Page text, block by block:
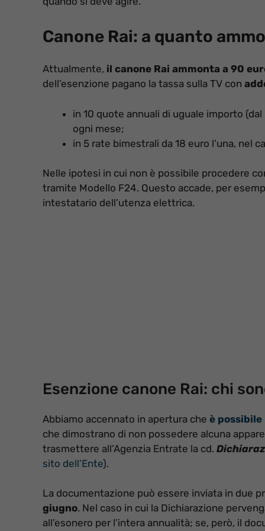
Canone Rai: a quanto
Attualmente, il canone Rai ammonta a 90
dell’esenzione pagano la tassa sulla TV con
in 10 quote annuali di uguale importo
ogni mese;
in 5 rate bimestrali da 18 euro l’una, nel
Nelle ipotesi in cui non è possibile procedere
tramite Modello F24. Questo accade, per
intestatario dell’utenza elettrica.
Esenzione canone Rai: chi
Abbiamo accennato in apertura che è possibile
che dimostrano di non possedere alcuna
trasmettere all’Agenzia Entrate la cd.
sito dell’Ente).
La documentazione può essere inviata in due
giugno. Nel caso in cui la Dichiarazione
all’esonero per l’intera annualità; se, però, il